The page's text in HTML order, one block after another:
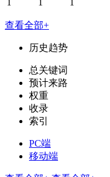
查看全部+
历史趋势
总关键词
预计来路
权重
收录
索引
PC端
移动端